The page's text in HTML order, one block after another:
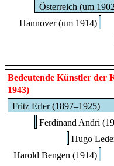
Österreich (um
Hannover (um 1914)
Bedeutende Künstler der
1943)
Fritz Erler (1897–1925)
Ferdinand Andri
Hugo
Harold Bengen (1914)